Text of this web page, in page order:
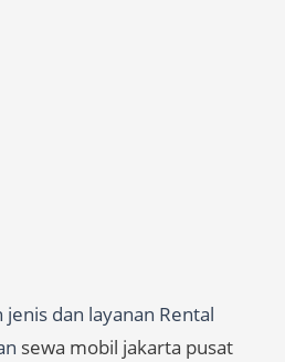
dan layanan Rental
sewa mobil jakarta pusat